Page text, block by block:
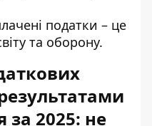
податки – це
та оборону.
за 2025: не